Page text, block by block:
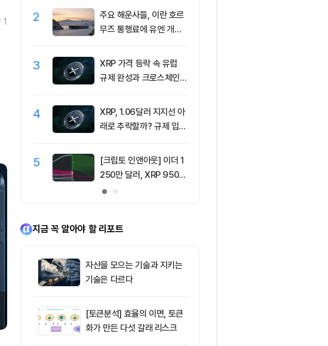
1
리움 반등 속 숏 청산 2.3
5억달러
2
주요 해운사들, 이란 호르
무즈 통행료에 유엔 개입
3
XRP 가격 등락 속 유럽
규제 완성과 크로스체인
4
XRP, 1.06달러 지지선 아
래로 추락할까? 규제 입법
5
[크립토 인앤아웃] 이더 1
250만 달러, XRP 950만
달러 이탈
지금 꼭 알아야 할 리포트
자산을 모으는 기술과 지키는
기술은 다르다
[토큰분석] 효율의 이면, 토큰
화가 만든 다섯 갈래 리스크